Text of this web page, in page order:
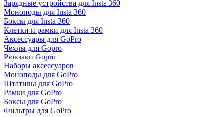
Зарядные устройства для Insta 360
Моноподы для Insta 360
Боксы для Insta 360
Клетки и рамки для Insta 360
Аксессуары для GoPro
Чехлы для Gopro
Рюкзаки Gopro
Наборы аксессуаров
Моноподы для GoPro
Штативы для GoPro
Рамки для GoPro
Боксы для GoPro
Фильтры для GoPro